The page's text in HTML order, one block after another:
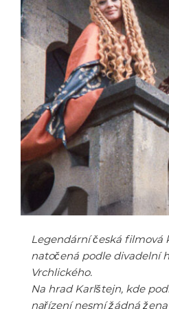
Legendární česká filmová
natočená podle divadelní
Vrchlického.
Na hrad Karlštejn, kde
nařízení nesmí žádná